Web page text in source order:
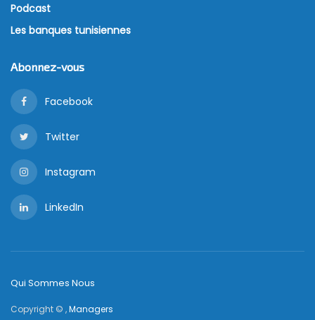
Podcast
Les banques tunisiennes
Abonnez-vous
Facebook
Twitter
Instagram
LinkedIn
Qui Sommes Nous
Copyright © ,Managers